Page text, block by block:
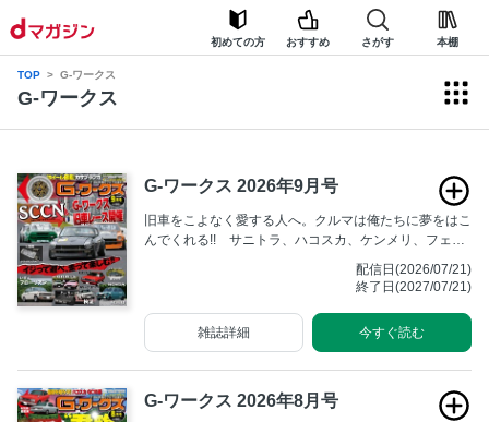
初めての方 おすすめ さがす 本棚
TOP G-ワークス
G-ワークス
G-ワークス 2026年9月号
旧車をこよなく愛する人へ。クルマは俺たちに夢をはこ
んでくれる!! サニトラ、ハコスカ、ケンメリ、フェア
レディZ、そしてハチロク……。いつまでも輝きを失わ
ず人々を魅了する旧車たち。あの頃そのままの雰囲気を
ガジンです。
配信日(2026/07/21)
終了日(2027/07/21)
今すぐ読む
雑誌詳細
G-ワークス 2026年8月号